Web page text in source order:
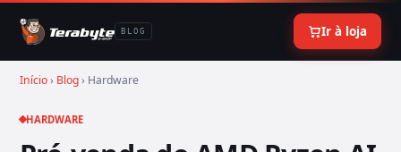
BLOG Ir à loja
Início› Blog› Hardware
HARDWARE